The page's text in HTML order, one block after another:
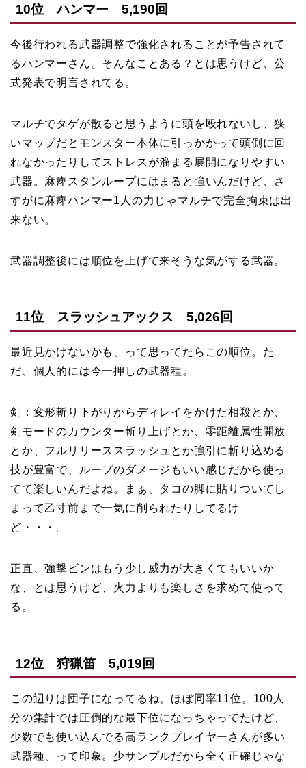
10位 ハンマー 5,190回
今後行われる武器調整で強化されることが予告されて
るハンマーさん。そんなことある？とは思うけど、公
式発表で明言されてる。
マルチでタゲが散ると思うように頭を殴れないし、狭
いマップだとモンスター本体に引っかかって頭側に回
れなかったりしてストレスが溜まる展開になりやすい
武器。麻痺スタンループにはまると強いんだけど、さ
すがに麻痺ハンマー1人の力じゃマルチで完全拘束は出
来ない。
武器調整後には順位を上げて来そうな気がする武器。
11位 スラッシュアックス 5,026回
最近見かけないかも、って思ってたらこの順位。た
だ、個人的には今一押しの武器種。
剣：変形斬り下がりからディレイをかけた相殺とか、
剣モードのカウンター斬り上げとか、零距離属性開放
とか、フルリリーススラッシュとか強引に斬り込める
技が豊富で、ループのダメージもいい感じだから使っ
てて楽しいんだよね。まぁ、タコの脚に貼りついてし
まって乙寸前まで一気に削られたりしてるけ
ど・・・。
正直、強撃ビンはもう少し威力が大きくてもいいか
な、とは思うけど、火力よりも楽しさを求めて使って
る。
12位 狩猟笛 5,019回
この辺りは団子になってるね。ほぼ同率11位。100人
分の集計では圧倒的な最下位になっちゃってたけど、
少数でも使い込んでる高ランクプレイヤーさんが多い
武器種、って印象。少サンプルだから全く正確じゃな